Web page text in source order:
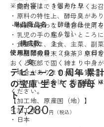
デビュー２０周年 累
の宝庫 生きてる酵母
ト
17,280
・開封後はできるだけ早くお
・原料の特性上、酵母臭があ
・体質に合わない場合は使用
・乳児の手の届かないところ
・食生活は、主食、主菜、副
・本品は微粉末（抹茶）原料
おくと底部で固く締まり中身
場合がありますが、品質に
・出にくい場合は、指で軽く
ください。
【加工地、原産国（地）】
＜加工地＞
・日本
※各内容は、１個あたり
単品商品名 ・酵母食品 ア
６０包）
構成数
３
使用期間の目
安
・２０～３０日